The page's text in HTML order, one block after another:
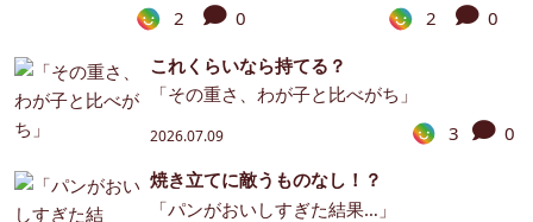
2 0 2
0
これくらいなら持てる？
「その重さ、わが子と比べがち」
2026.07.09 3
0
焼き立てに敵うものなし！？
「パンがおいしすぎた結果…」